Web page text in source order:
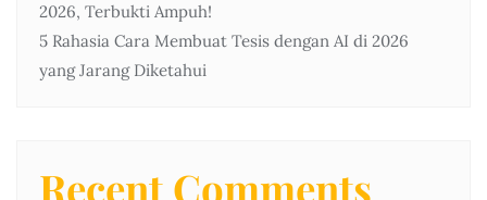
2026, Terbukti Ampuh!
5 Rahasia Cara Membuat Tesis dengan AI di 2026
yang Jarang Diketahui
Recent Comments